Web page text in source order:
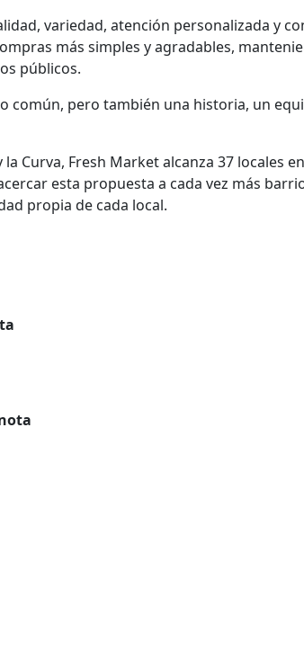
variedad, atención personalizada y
más simples y agradables,
públicos.
común, pero también una historia, un
Curva, Fresh Market alcanza 37 locales
esta propuesta a cada vez más
propia de cada local.